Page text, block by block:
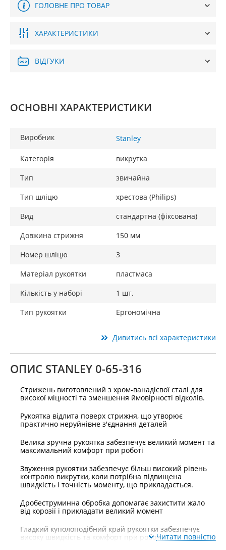
ГОЛОВНЕ ПРО ТОВАР
ХАРАКТЕРИСТИКИ
ВІДГУКИ
ОСНОВНІ ХАРАКТЕРИСТИКИ
Виробник Stanley
Категорія
викрутка
Тип
звичайна
Тип шліцю
хрестова (Philips)
Вид
стандартна (фіксована)
Довжина стрижня
150 мм
Номер шліцю
3
Матеріал рукоятки
пластмаса
Кількість у наборі
1 шт.
Тип рукоятки
Ергономічна
Дивитись всі характеристики
ОПИС STANLEY 0-65-316
Стрижень виготовлений з хром-ванадієвої сталі для
високої міцності та зменшення ймовірності відколів.
Рукоятка відлита поверх стрижня, що утворює
практично неруйнівне з'єднання деталей
Велика зручна рукоятка забезпечує великий момент та
максимальний комфорт при роботі
Звуження рукоятки забезпечує більш високий рівень
контролю викрутки, коли потрібна підвищена
швидкість і точність моменту, що прикладається.
Дробеструминна обробка допомагає захистити жало
від корозії і прикладати великий момент
Гладкий куполоподібний край рукоятки забезпечує
високу швидкість та комфорт при роботіЧитати повністю